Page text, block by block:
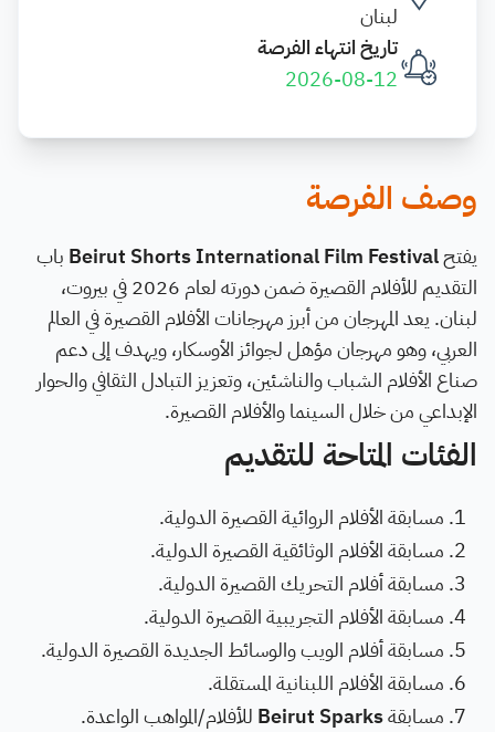
لبنان
تاريخ انتهاء الفرصة
2026-08-12
وصف الفرصة
يفتحBeirut Shorts International Film Festival باب
التقديم للأفلام القصيرة ضمن دورته لعام 2026 في بيروت،
لبنان. يعد المهرجان من أبرز مهرجانات الأفلام القصيرة في العالم
العربي، وهو مهرجان مؤهل لجوائز الأوسكار، ويهدف إلى دعم
صناع الأفلام الشباب والناشئين، وتعزيز التبادل الثقافي والحوار
الإبداعي من خلال السينما والأفلام القصيرة.
الفئات المتاحة للتقديم
مسابقة الأفلام الروائية القصيرة الدولية.
مسابقة الأفلام الوثائقية القصيرة الدولية.
مسابقة أفلام التحريك القصيرة الدولية.
مسابقة الأفلام التجريبية القصيرة الدولية.
مسابقة أفلام الويب والوسائط الجديدة القصيرة الدولية.
مسابقة الأفلام اللبنانية المستقلة.
مسابقةBeirut Sparks للأفلام/المواهب الواعدة.